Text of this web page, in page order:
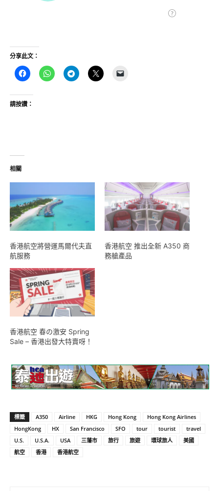
分享此文：
請按讚：
相關
香港航空將營運馬爾代夫直
航服務
香港航空 推出全新 A350 商
務艙產品
香港航空 春の激安 Spring
Sale – 香港出發大特賣呀！
標籤 A350 Airline HKG Hong Kong
Hong Kong Airlines
HongKong
HX San Francisco SFO tour tourist
travel
U.S.
U.S.A. USA 三藩市 旅行 旅遊 環球旅人
美國
航空
香港 香港航空